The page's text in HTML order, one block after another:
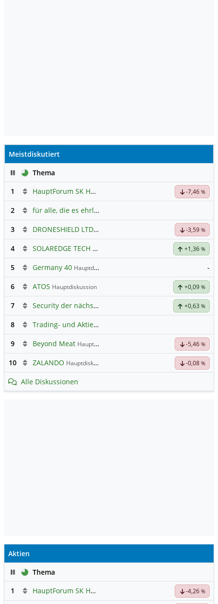
Meistdiskutiert
PauseThema
1
HauptForum SK HYNIC -7,46 %
2 für alle, die es ehrlich meinen beim Traden.
3 DRONESHIELD LTDHauptdiskussion -3,59 %
4 SOLAREDGE TECH Hauptdiskussion +1,36 %
5 Germany 40 Hauptdiskussion -
6 ATOS Hauptdiskussion +0,09 %
7 Security der nächsten Generation +0,63 %
8 Trading- und Aktien-Chat
9 Beyond Meat Hauptdiskussion -5,46 %
10 ZALANDO Hauptdiskussion -0,08 %
Alle Diskussionen
Aktien
PauseThema
1
HauptForum SK HYNIC -4,26 %